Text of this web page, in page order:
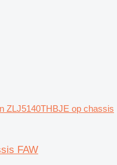
ZLJ5140THBJE op chassis
FAW